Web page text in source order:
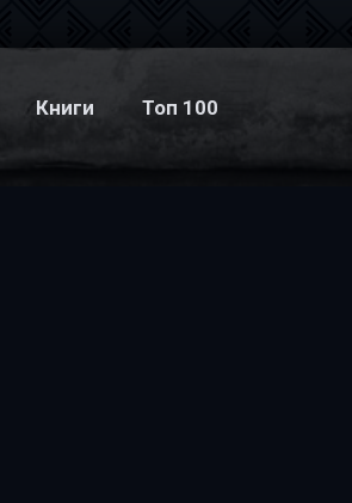
Книги Топ 100